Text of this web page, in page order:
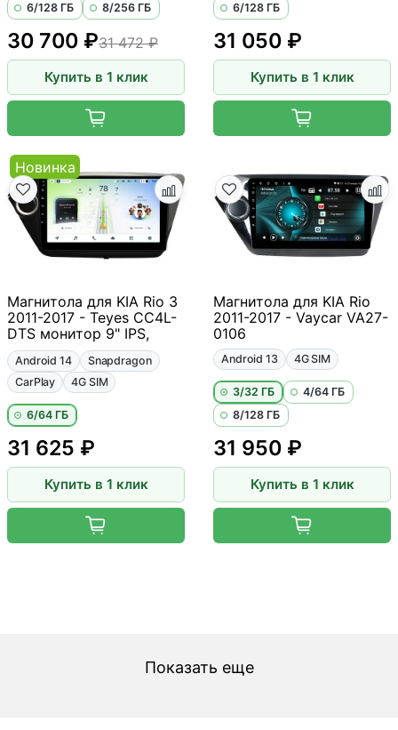
6/128 ГБ
8/256 ГБ
30 700 ₽31 472 ₽
Купить в 1 клик
6/128 ГБ
31 050 ₽
Купить в 1 клик
Новинка
Магнитола для KIA Rio 3
2011-2017 - Teyes CC4L-
DTS монитор 9" IPS,
Android 14
Snapdragon
CarPlay
4G SIM
6/64 ГБ
31 625 ₽
Купить в 1 клик
Магнитола для KIA Rio
2011-2017 - Vaycar VA27-
0106
Android 13 4G SIM
3/32 ГБ
4/64 ГБ
8/128 ГБ
31 950 ₽
Купить в 1 клик
Показать еще